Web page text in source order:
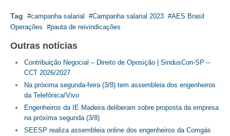
Tag campanha salarial Campanha salarial 2023
AES Brasil
Operações
pauta de reivindicações
Outras notícias
Contribuição Negocial – Direito de Oposição | SindusCon-SP –
CCT 2026/2027
Na próxima segunda-feira (3/8) tem assembleia dos engenheiros
da Telefônica/Vivo
Engenheiros da IE Madeira deliberam sobre proposta da empresa
na próxima segunda (3/8)
SEESP realiza assembleia online dos engenheiros da Comgás